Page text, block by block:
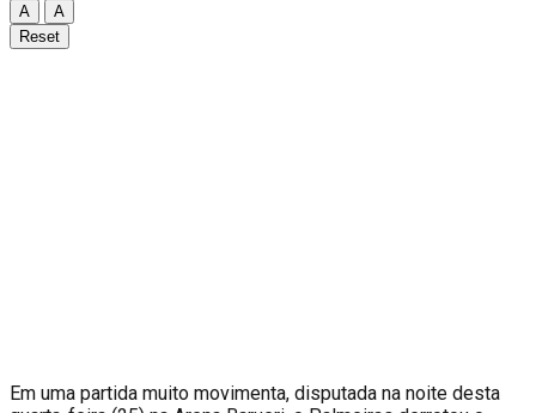
A
A
Reset
Em uma partida muito movimenta, disputada na noite desta